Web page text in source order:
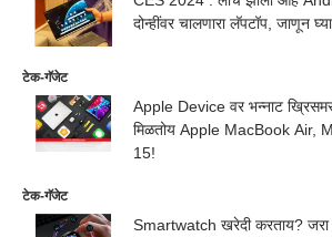
दोन्हींवर चालणारा लॅपटॉप, जाणून
टेक-गॅजेट
Apple Device वर भन्नाट
मिळतोय Apple MacBook Air,
15!
टेक-गॅजेट
Smartwatch खरेदी करताय? जरा